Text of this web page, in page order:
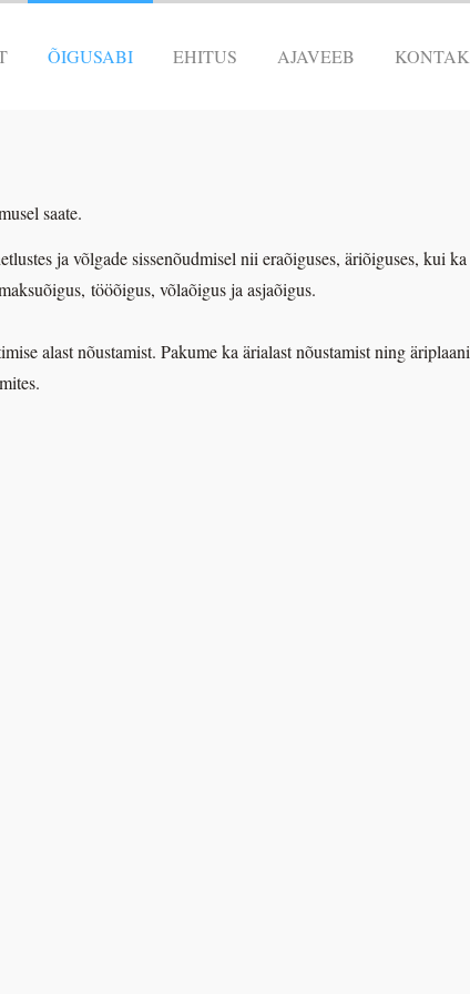
ÕIGUSABI EHITUS AJAVEEB
saate.
ja võlgade sissenõudmisel nii eraõiguses, äriõiguses, kui ka
tööõigus, võlaõigus ja asjaõigus.
alast nõustamist. Pakume ka ärialast nõustamist ning äriplaani